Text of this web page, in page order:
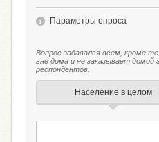
Параметры опроса
Вопрос задавался всем, кроме
вне дома и не заказывает
респондентов.
Население в целом